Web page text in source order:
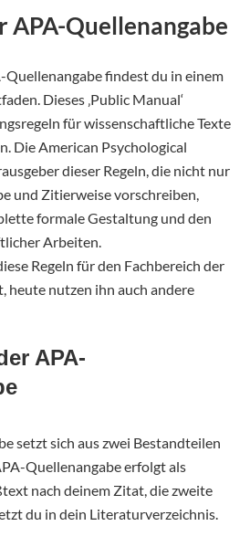
APA-Quellenangabe
Quellenangabe findest du in einem
Dieses ‚Public Manual‘
für wissenschaftliche Texte
Die American Psychological
dieser Regeln, die nicht nur
und Zitierweise vorschreiben,
formale Gestaltung und den
Arbeiten.
Regeln für den Fachbereich der
heute nutzen ihn auch andere
APA-
setzt sich aus zwei Bestandteilen
Quellenangabe erfolgt als
nach deinem Zitat, die zweite
du in dein Literaturverzeichnis.